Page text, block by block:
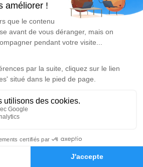
Hommages
d’arbre hommage estdisponible
2025 à 15h00
Roquebrune-sur-Argens
Clavel